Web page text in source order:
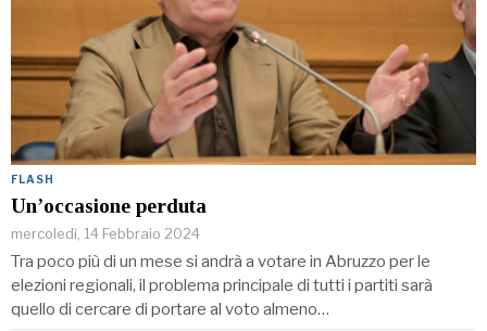
FLASH
Un’occasione perduta
mercoledì, 14 Febbraio 2024
Tra poco più di un mese si andrà a votare in Abruzzo per le
elezioni regionali, il problema principale di tutti i partiti sarà
quello di cercare di portare al voto almeno…